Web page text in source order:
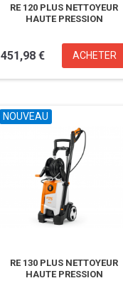
NERA
4
RE 120 PLUS NETTOYEUR
HAUTE PRESSION
451,98 € ACHETER
NOUVEAU
RE 130 PLUS NETTOYEUR
HAUTE PRESSION